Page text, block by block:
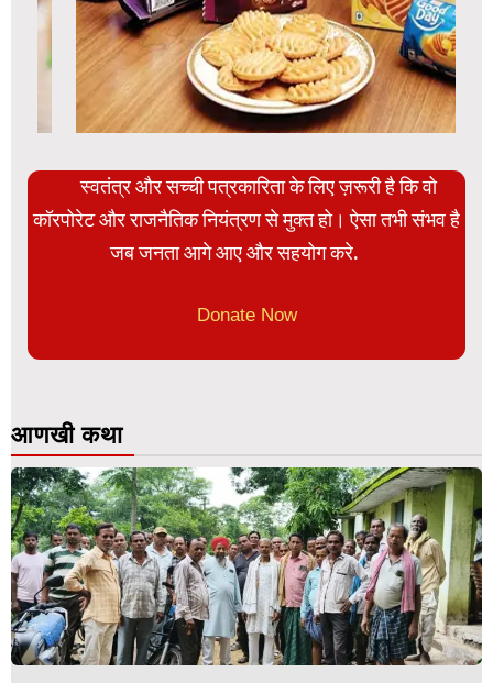
स्वतंत्र और सच्ची पत्रकारिता के लिए ज़रूरी है कि वो
कॉरपोरेट और राजनैतिक नियंत्रण से मुक्त हो। ऐसा तभी संभव है
जब जनता आगे आए और सहयोग करे.
Donate Now
आणखी कथा